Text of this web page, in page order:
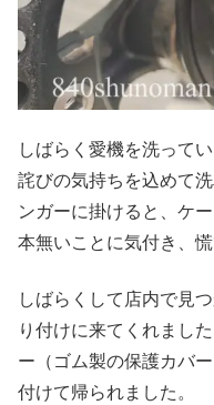
しばらく愛機を洗って
詫びの気持ちを込めて
ンガーに掛けると、ケ
本無いことに気付き、
しばらくして店内で見
り付けに来てくれまし
ー（ゴム製の保護カバ
付けて帰られました。